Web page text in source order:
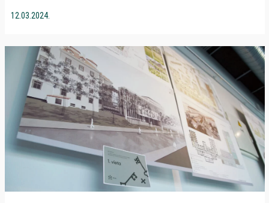
12.03.2024.